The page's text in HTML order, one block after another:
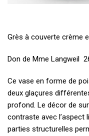
Grès à couverte crème
Don de Mme Langweil
Ce vase en forme de
deux glaçures
profond. Le décor de
contraste avec l’aspect
parties structurelles